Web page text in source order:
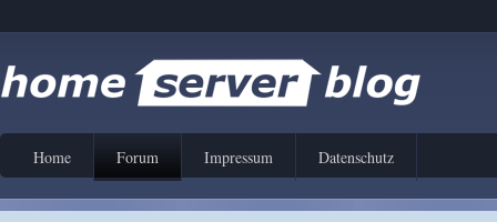
Home Forum Impressum Datenschutz